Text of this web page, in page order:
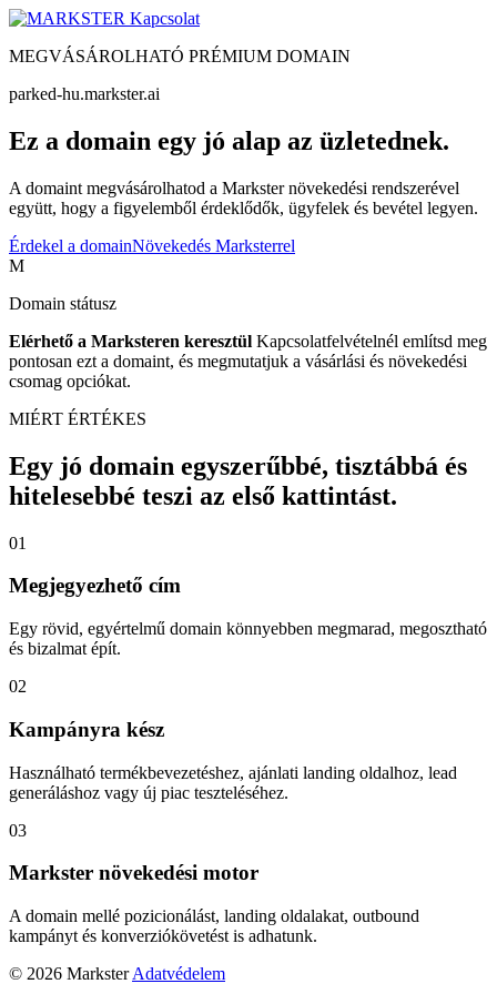
Kapcsolat
MEGVÁSÁROLHATÓ PRÉMIUM DOMAIN
parked-hu.markster.ai
Ez a domain egy jó alap az üzletednek.
A domaint megvásárolhatod a Markster növekedési rendszerével
együtt, hogy a figyelemből érdeklődők, ügyfelek és bevétel legyen.
Érdekel a domainNövekedés Marksterrel
M
Domain státusz
Elérhető a Marksteren keresztül Kapcsolatfelvételnél említsd meg
pontosan ezt a domaint, és megmutatjuk a vásárlási és növekedési
csomag opciókat.
MIÉRT ÉRTÉKES
Egy jó domain egyszerűbbé, tisztábbá és
hitelesebbé teszi az első kattintást.
01
Megjegyezhető cím
Egy rövid, egyértelmű domain könnyebben megmarad, megosztható
és bizalmat épít.
02
Kampányra kész
Használható termékbevezetéshez, ajánlati landing oldalhoz, lead
generáláshoz vagy új piac teszteléséhez.
03
Markster növekedési motor
A domain mellé pozicionálást, landing oldalakat, outbound
kampányt és konverziókövetést is adhatunk.
© 2026 Markster Adatvédelem